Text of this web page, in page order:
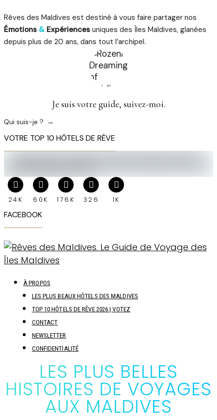
Rêves des Maldives est destiné à vous faire partager nos
Émotions & Expériences uniques des Îles Maldives, glanées
depuis plus de 20 ans, dans tout l’archipel.
Je suis votre guide, suivez-moi.
Qui suis-je ?
VOTRE TOP 10 HÔTELS DE RÊVE
24K 60K 176K 326 1K
FACEBOOK
À PROPOS
LES PLUS BEAUX HÔTELS DES MALDIVES
TOP 10 HÔTELS DE RÊVE 2026 | VOTEZ
CONTACT
NEWSLETTER
CONFIDENTIALITÉ
LES PLUS BELLES
HISTOIRES DE VOYAGES
AUX MALDIVES